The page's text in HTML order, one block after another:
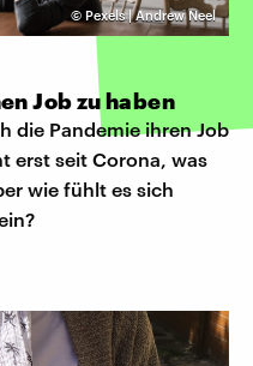
© Pexels | Andrew Neel
Job zu haben
die Pandemie ihren Job
erst seit Corona, was
wie fühlt es sich